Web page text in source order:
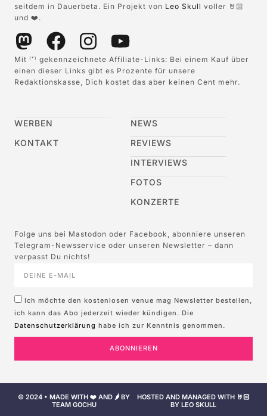
seitdem in Dauerbeta. Ein Projekt von Leo Skull voller 🤘🏻
und ❤️.
Mit (*)
gekennzeichnete Affiliate-Links: Bei einem Kauf über
einen dieser Links gibt es Prozente für unsere
Redaktionskasse, Dich kostet das aber keinen Cent mehr.
WERBEN
KONTAKT
NEWS
REVIEWS
INTERVIEWS
FOTOS
KONZERTE
Folge uns bei Mastodon oder Facebook, abonniere unseren
Telegram-Newsservice oder unseren Newsletter – dann
verpasst Du nichts!
Ich möchte den kostenlosen venue mag Newsletter bestellen,
ich kann das Abo jederzeit wieder kündigen. Die
Datenschutzerklärung habe ich zur Kenntnis genommen.
ABONNIEREN
© 2024 • MADE WITH ❤️ AND 🌶️ BY
TEAM GOCHU
HOSTED AND MANAGED WITH 🤘🏻
BY LEO SKULL